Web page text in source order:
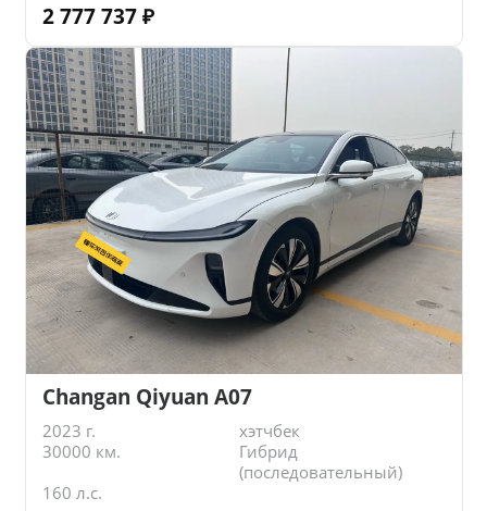
2 777 737 ₽
Changan Qiyuan A07
2023 г.
хэтчбек
30000 км.
Гибрид
(последовательный)
160 л.с.